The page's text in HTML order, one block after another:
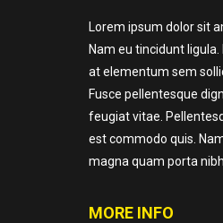
Lorem ipsum dolor sit
Nam eu tincidunt
at elementum sem
Fusce pellentesque
feugiat vitae.
est commodo quis.
magna quam porta nibh.
MORE INFO